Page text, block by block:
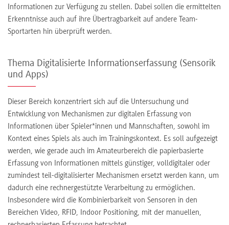
Informationen zur Verfügung zu stellen. Dabei sollen die ermittelten
Erkenntnisse auch auf ihre Übertragbarkeit auf andere Team-
Sportarten hin überprüft werden.
Thema Digitalisierte Informationserfassung (Sensorik
und Apps)
Dieser Bereich konzentriert sich auf die Untersuchung und
Entwicklung von Mechanismen zur digitalen Erfassung von
Informationen über Spieler*innen und Mannschaften, sowohl im
Kontext eines Spiels als auch im Trainingskontext. Es soll aufgezeigt
werden, wie gerade auch im Amateurbereich die papierbasierte
Erfassung von Informationen mittels günstiger, volldigitaler oder
zumindest teil-digitalisierter Mechanismen ersetzt werden kann, um
dadurch eine rechnergestützte Verarbeitung zu ermöglichen.
Insbesondere wird die Kombinierbarkeit von Sensoren in den
Bereichen Video, RFID, Indoor Positioning, mit der manuellen,